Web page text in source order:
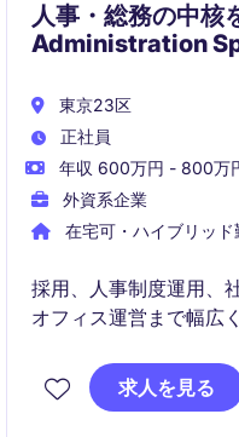
人事・総務の中核
Administration
東京23区
正社員
年収 600万円 - 800万
外資系企業
在宅可・ハイブリッド
採用、人事制度運用、
オフィス運営まで幅広
体験の向上に貢献いた
求人を見る